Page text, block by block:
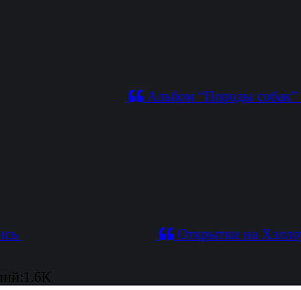
Альбом “Породы собак”
Открытки на